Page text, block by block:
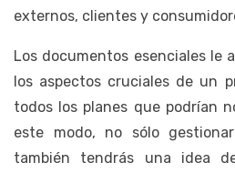
externos, clientes y
Los documentos esenciales le
los aspectos cruciales de un
todos los planes que podrían
este modo, no sólo
también tendrás una idea